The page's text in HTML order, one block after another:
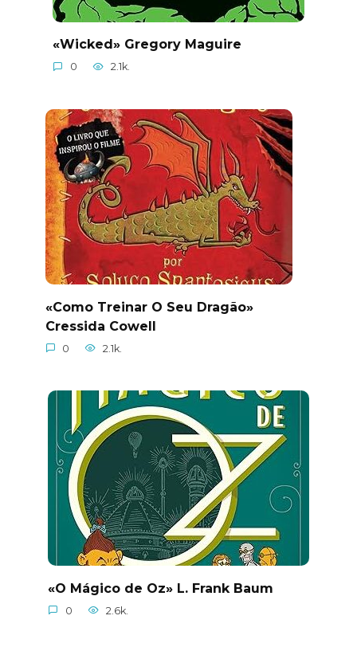
«Wicked» Gregory Maguire
0 2.1k.
«Como Treinar O Seu Dragão»
Cressida Cowell
0 2.1k.
«O Mágico de Oz» L. Frank Baum
0 2.6k.